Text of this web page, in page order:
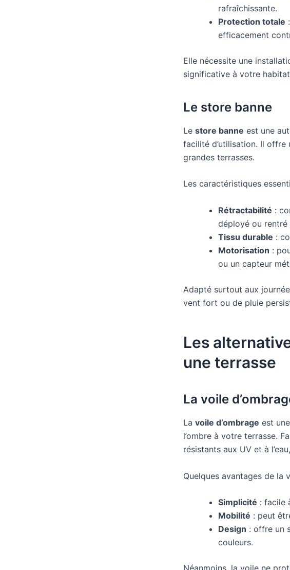
rafraîchissante.
Protection totale
efficacement
Elle nécessite une
significative à votre
Le store banne
Le store banne est une
facilité d’utilisation. Il offre
grandes terrasses.
Les caractéristiques
Rétractabilité :
déployé ou rentré
Tissu durable :
Motorisation :
ou un capteur
Adapté surtout aux
vent fort ou de pluie
Les
une terrasse
La voile
La voile d’ombrage est
l’ombre à votre terrasse.
résistants aux UV et à
Quelques avantages de la
Simplicité : facile
Mobilité : peut
Design : offre un
couleurs.